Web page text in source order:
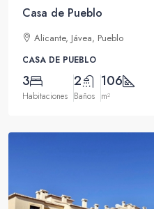
Casa de Pueblo
Alicante, Jávea, Pueblo
CASA DE PUEBLO
3
Habitaciones
2
Baños
106
m²